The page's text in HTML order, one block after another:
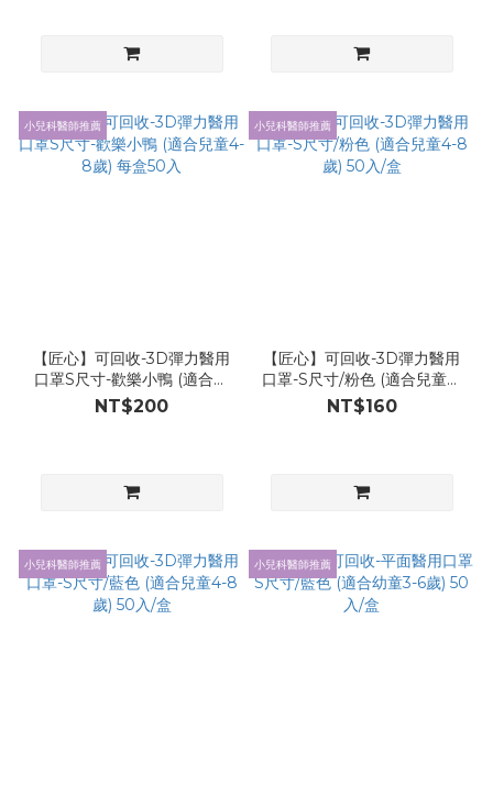
小兒科醫師推薦
【匠心】可回收-3D彈力醫用
口罩S尺寸-歡樂小鴨 (適合兒
童4-8歲) 每盒50入
NT$200
小兒科醫師推薦
【匠心】可回收-3D彈力醫用
口罩-S尺寸/粉色 (適合兒童4-
8歲) 50入/盒
NT$160
小兒科醫師推薦 小兒科醫師推薦